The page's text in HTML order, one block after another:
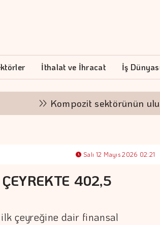
İthalat ve İhracat İş
Kompozit sektörünün
Salı 12 Mayıs 2026 02:21
402,5
ilk çeyreğine dair finansal